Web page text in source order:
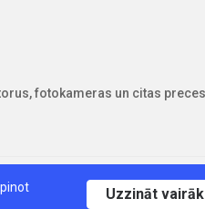
Uzzināt vairāk